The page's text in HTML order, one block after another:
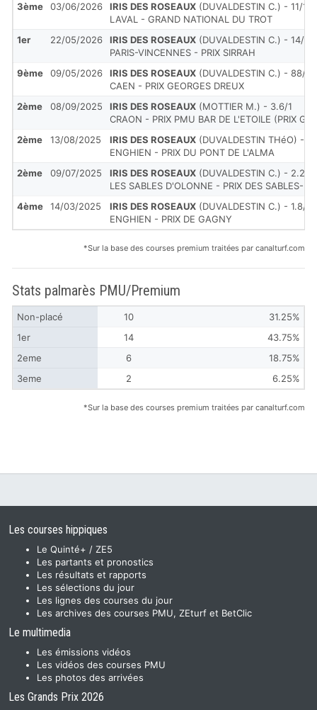
3ème
03/06/2026 IRIS DES ROSEAUX (DUVALDESTIN C.) - 11/1
LAVAL - GRAND NATIONAL DU TROT
1er
22/05/2026 IRIS DES ROSEAUX (DUVALDESTIN C.) - 14/1
PARIS-VINCENNES - PRIX SIRRAH
9ème
09/05/2026 IRIS DES ROSEAUX (DUVALDESTIN C.) - 88/1
CAEN - PRIX GEORGES DREUX
2ème
08/09/2025 IRIS DES ROSEAUX (MOTTIER M.) - 3.6/1
CRAON - PRIX PMU BAR DE L'ETOILE (PRIX
2ème
13/08/2025 IRIS DES ROSEAUX (DUVALDESTIN THéO) -
ENGHIEN - PRIX DU PONT DE L'ALMA
2ème
09/07/2025 IRIS DES ROSEAUX (DUVALDESTIN C.) - 2.2/1
LES SABLES D'OLONNE - PRIX DES SABLES-
4ème
14/03/2025 IRIS DES ROSEAUX (DUVALDESTIN C.) - 1.8/1
ENGHIEN - PRIX DE GAGNY
*Sur la base des courses premium traitées par canalturf.com
Stats palmarès PMU/Premium
Non-placé 10
31.25%
1er
14
43.75%
2eme
6
18.75%
3eme
2 6.25%
*Sur la base des courses premium traitées par canalturf.com
Les courses hippiques
Le Quinté+ / ZE5
Les partants et pronostics
Les résultats et rapports
Les sélections du jour
Les lignes des courses du jour
Les archives des courses PMU, ZEturf et BetClic
Le multimedia
Les émissions vidéos
Les vidéos des courses PMU
Les photos des arrivées
Les Grands Prix 2026